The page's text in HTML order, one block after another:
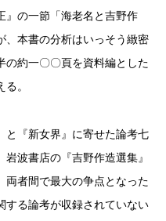
の一節「海老名と吉野作
、本書の分析はいっそう緻密
の約一〇〇頁を資料編とした
。
『新女界』に寄せた論考七
波書店の『吉野作造選集』
両者間で最大の争点となった
する論考が収録されていない